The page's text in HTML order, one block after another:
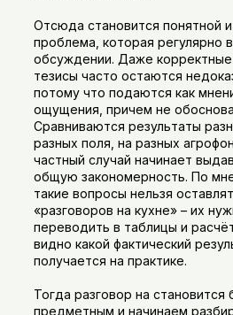
Отсюда становится понятной
проблема, которая регулярно
обсуждении. Даже корректные
тезисы часто остаются
потому что подаются как
ощущения, причем не
Сравниваются результаты
разных поля, на разных
частный случай начинает
общую закономерность. По
такие вопросы нельзя
«разговоров на кухне» – их
переводить в таблицы и
видно какой фактический
получается на практике.
Тогда разговор на становится
предметным и начинаем